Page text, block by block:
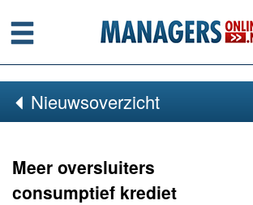
Menu
Nieuwsoverzicht
Meer oversluiters
consumptief krediet